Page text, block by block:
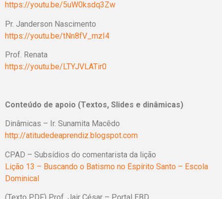
https://youtu.be/5uW0ksdq3Zw
Pr. Janderson Nascimento
https://youtu.be/tNn8fV_mzI4
Prof. Renata
https://youtu.be/LTYJVLATir0
Conteúdo de apoio (Textos, Slides e dinâmicas)
Dinâmicas – Ir. Sunamita Macêdo
http://atitudedeaprendiz.blogspot.com
CPAD – Subsídios do comentarista da lição
Lição 13 – Buscando o Batismo no Espírito Santo – Escola
Dominical